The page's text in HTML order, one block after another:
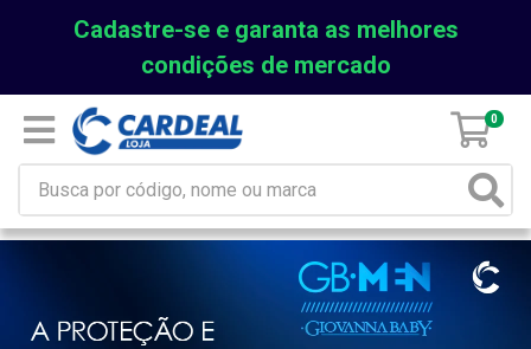
Cadastre-se e garanta as melhores
condições de mercado
0